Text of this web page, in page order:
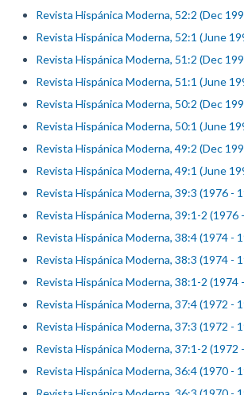
Revista Hispánica Moderna, 52:2 (Dec
Revista Hispánica Moderna, 52:1 (June
Revista Hispánica Moderna, 51:2 (Dec
Revista Hispánica Moderna, 51:1 (June
Revista Hispánica Moderna, 50:2 (Dec
Revista Hispánica Moderna, 50:1 (June
Revista Hispánica Moderna, 49:2 (Dec
Revista Hispánica Moderna, 49:1 (June
Revista Hispánica Moderna, 39:3 (1976 -
Revista Hispánica Moderna, 39:1-2 (1976
Revista Hispánica Moderna, 38:4 (1974 -
Revista Hispánica Moderna, 38:3 (1974 -
Revista Hispánica Moderna, 38:1-2 (1974
Revista Hispánica Moderna, 37:4 (1972 -
Revista Hispánica Moderna, 37:3 (1972 -
Revista Hispánica Moderna, 37:1-2 (1972
Revista Hispánica Moderna, 36:4 (1970 -